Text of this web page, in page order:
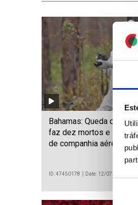
Bahamas: Queda de
faz dez mortos e leva à
de companhia aérea
ID: 47450178 Date: 12/07/2026 11:43